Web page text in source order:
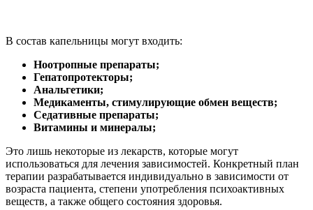
В состав капельницы могут входить:
Ноотропные препараты;
Гепатопротекторы;
Анальгетики;
Медикаменты, стимулирующие обмен веществ;
Седативные препараты;
Витамины и минералы;
Это лишь некоторые из лекарств, которые могут
использоваться для лечения зависимостей. Конкретный план
терапии разрабатывается индивидуально в зависимости от
возраста пациента, степени употребления психоактивных
веществ, а также общего состояния здоровья.